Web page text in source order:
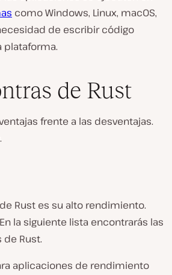
como Windows, Linux, macOS,
de escribir código
plataforma.
de Rust
frente a las desventajas.
Rust es su alto rendimiento.
la siguiente lista encontrarás las
Rust.
aplicaciones de rendimiento